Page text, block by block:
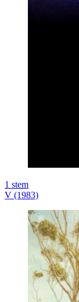
1 stem
V (1983)